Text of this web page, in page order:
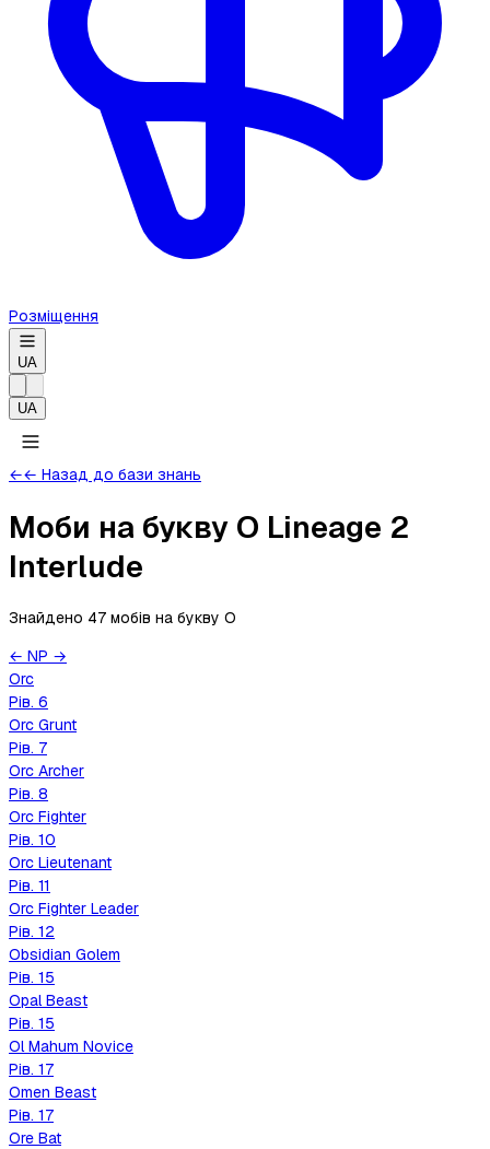
Розміщення
UA
UA
←← Назад до бази знань
Моби на букву O Lineage 2
Interlude
Знайдено 47 мобів на букву O
← NP →
Orc
Рів. 6
Orc Grunt
Рів. 7
Orc Archer
Рів. 8
Orc Fighter
Рів. 10
Orc Lieutenant
Рів. 11
Orc Fighter Leader
Рів. 12
Obsidian Golem
Рів. 15
Opal Beast
Рів. 15
Ol Mahum Novice
Рів. 17
Omen Beast
Рів. 17
Ore Bat